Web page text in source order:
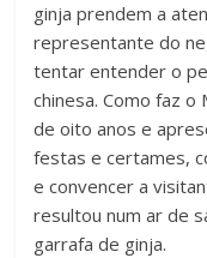
ginja prendem a
representante do
tentar entender o
chinesa. Como faz o
de oito anos e
festas e certames,
e convencer a
resultou num ar de
garrafa de ginja.